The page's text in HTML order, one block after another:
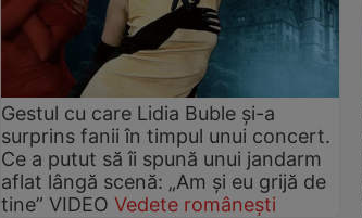
Gestul cu care Lidia Buble și-a
surprins fanii în timpul unui concert.
Ce a putut să îi spună unui jandarm
aflat lângă scenă: „Am și eu grijă de
tine” VIDEO Vedete românești